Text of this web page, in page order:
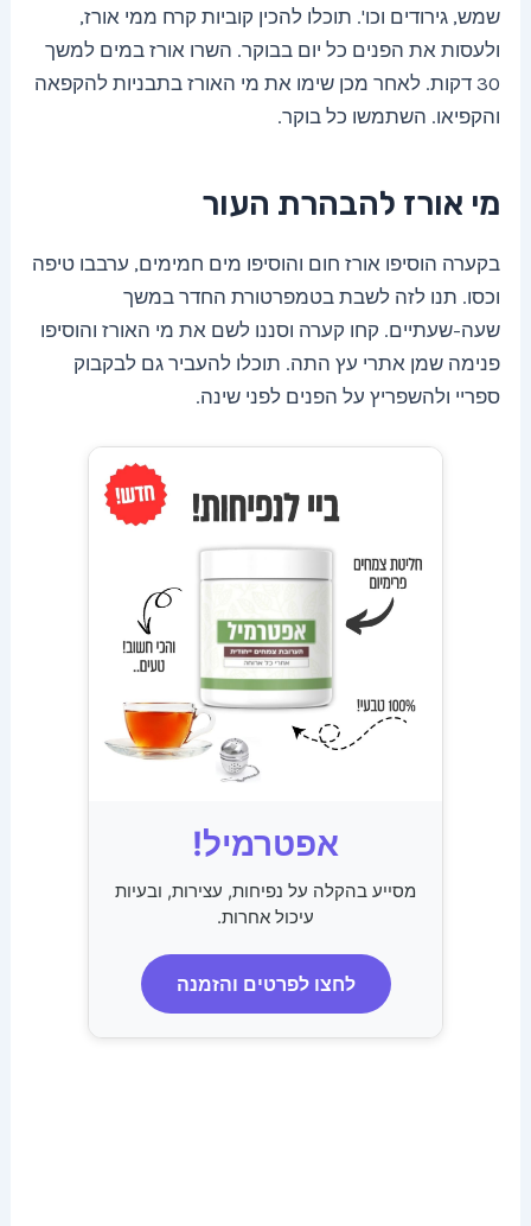
שמש, גירודים וכו'. תוכלו להכין קוביות קרח ממי אורז,
ולעסות את הפנים כל יום בבוקר. השרו אורז במים למשך
30 דקות. לאחר מכן שימו את מי האורז בתבניות להקפאה
והקפיאו. השתמשו כל בוקר.
מי אורז להבהרת העור
בקערה הוסיפו אורז חום והוסיפו מים חמימים, ערבבו טיפה
וכסו. תנו לזה לשבת בטמפרטורת החדר במשך
שעה-שעתיים. קחו קערה וסננו לשם את מי האורז והוסיפו
פנימה שמן אתרי עץ התה. תוכלו להעביר גם לבקבוק
ספריי ולהשפריץ על הפנים לפני שינה.
אפטרמיל!
מסייע בהקלה על נפיחות, עצירות, ובעיות
עיכול אחרות.
לחצו לפרטים והזמנה